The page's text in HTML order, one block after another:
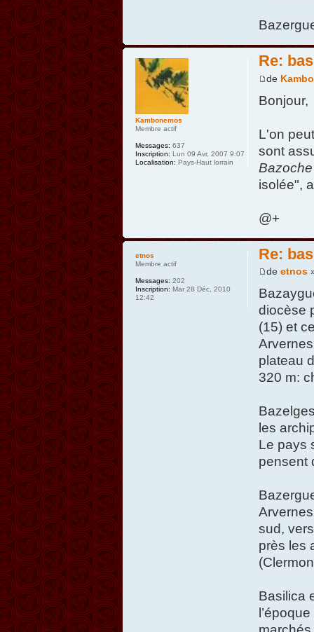
Re:
de
Bonjour,
L'on
sont
Bazoche
isolée",
@+
Kambonemos
Membre actif
Messages: 637
Inscription: Lun 09 Avr, 2007 9:07
Localisation: Pays-Haut lorrain
Re:
de etnos
diocèse
(15) et
plateau
320 m:
les
Le pays
pensent
sud,
près les
Basilica
etnos
Membre actif
Messages: 202
Inscription: Mar 28 Déc, 2010
12:42